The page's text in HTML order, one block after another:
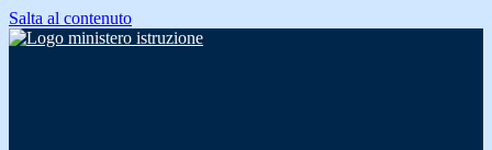
Salta al contenuto